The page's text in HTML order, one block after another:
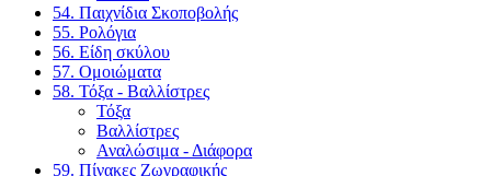
54. Παιχνίδια Σκοποβολής
55. Ρολόγια
56. Είδη σκύλου
57. Ομοιώματα
58. Τόξα - Βαλλίστρες
Τόξα
Βαλλίστρες
Αναλώσιμα - Διάφορα
59. Πίνακες Ζωγραφικής